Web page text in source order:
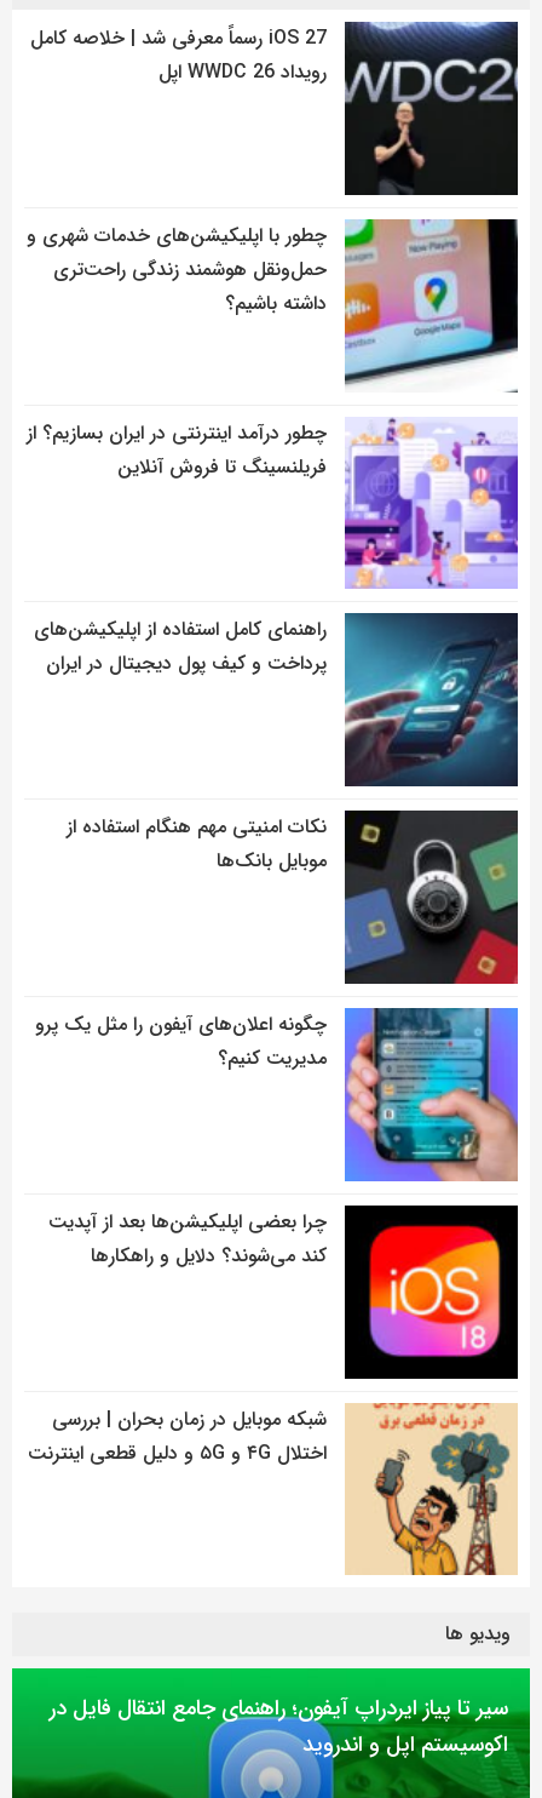
iOS 27 رسماً معرفی شد | خلاصه کامل
رویداد WWDC 26 اپل
چطور با اپلیکیشن‌های خدمات شهری و
حمل‌ونقل هوشمند زندگی راحت‌تری
داشته باشیم؟
چطور درآمد اینترنتی در ایران بسازیم؟ از
فریلنسینگ تا فروش آنلاین
راهنمای کامل استفاده از اپلیکیشن‌های
پرداخت و کیف پول دیجیتال در ایران
نکات امنیتی مهم هنگام استفاده از
موبایل بانک‌ها
چگونه اعلان‌های آیفون را مثل یک پرو
مدیریت کنیم؟
چرا بعضی اپلیکیشن‌ها بعد از آپدیت
کند می‌شوند؟ دلایل و راهکارها
شبکه موبایل در زمان بحران | بررسی
اختلال ۴G و ۵G و دلیل قطعی اینترنت
ویدیو ها
سیر تا پیاز ایردراپ آیفون؛ راهنمای جامع انتقال فایل در
اکوسیستم اپل و اندروید